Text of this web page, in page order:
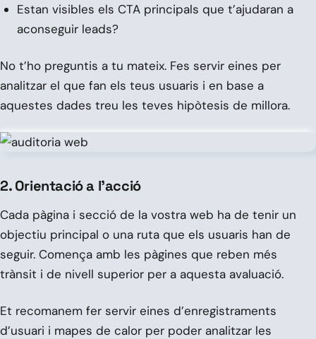
Estan visibles els CTA principals que t’ajudaran a
aconseguir leads?
No t’ho preguntis a tu mateix. Fes servir eines per
analitzar el que fan els teus usuaris i en base a
aquestes dades treu les teves hipòtesis de millora.
2. Orientació a l’acció
Cada pàgina i secció de la vostra web ha de tenir un
objectiu principal o una ruta que els usuaris han de
seguir. Comença amb les pàgines que reben més
trànsit i de nivell superior per a aquesta avaluació.
Et recomanem fer servir eines d’enregistraments
d’usuari i mapes de calor per poder analitzar les